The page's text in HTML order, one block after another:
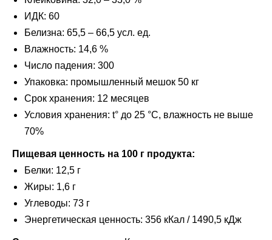
ИДК: 60
Белизна: 65,5 – 66,5 усл. ед.
Влажность: 14,6 %
Число падения: 300
Упаковка: промышленный мешок 50 кг
Срок хранения: 12 месяцев
Условия хранения: t° до 25 °C, влажность не выше
70%
Пищевая ценность на 100 г продукта:
Белки: 12,5 г
Жиры: 1,6 г
Углеводы: 73 г
Энергетическая ценность: 356 кКал / 1490,5 кДж